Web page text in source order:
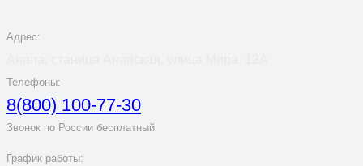
Адрес:
Телефоны:
8(800) 100-77-30
Звонок по России бесплатный
График работы: